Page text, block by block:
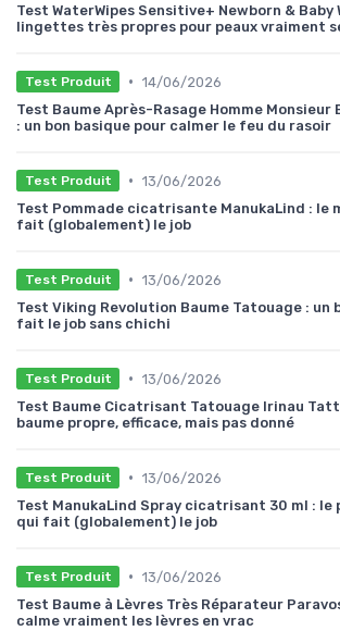
Test WaterWipes Sensitive+ Newborn & Baby
lingettes très propres pour peaux vraiment
Test Produit • 14/06/2026
Test Baume Après-Rasage Homme Monsieur
: un bon basique pour calmer le feu du rasoir
Test Produit • 13/06/2026
Test Pommade cicatrisante ManukaLind : le
fait (globalement) le job
Test Produit • 13/06/2026
Test Viking Revolution Baume Tatouage : un
fait le job sans chichi
Test Produit • 13/06/2026
Test Baume Cicatrisant Tatouage Irinau
baume propre, efficace, mais pas donné
Test Produit • 13/06/2026
Test ManukaLind Spray cicatrisant 30 ml : le
qui fait (globalement) le job
Test Produit • 13/06/2026
Test Baume à Lèvres Très Réparateur
calme vraiment les lèvres en vrac